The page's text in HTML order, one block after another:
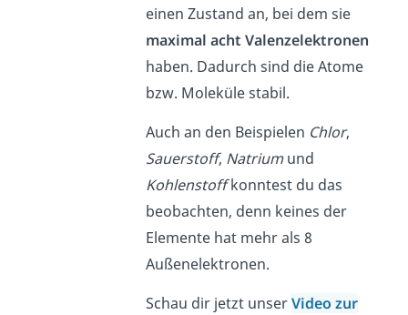
einen Zustand an, bei dem sie
maximal acht Valenzelektronen
haben. Dadurch sind die Atome
bzw. Moleküle stabil.
Auch an den Beispielen Chlor,
Sauerstoff, Natriumund
Kohlenstoffkonntest du das
beobachten, denn keines der
Elemente hat mehr als 8
Außenelektronen.
Schau dir jetzt unserVideo zur